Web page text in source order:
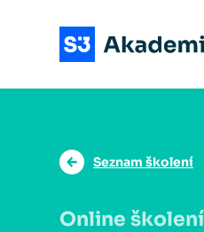
Seznam školení
Online školení